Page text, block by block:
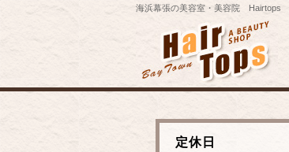
海浜幕張の美容室・美容院 Hairtops
定休日